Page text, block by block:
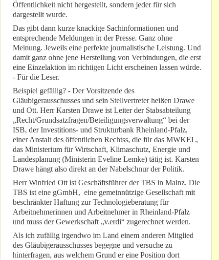
Öffentlichkeit nicht hergestellt, sondern jeder für sich
dargestellt wurde.
Das gibt dann kurze knackige Sachinformationen und
entsprechende Meldungen in der Presse. Ganz ohne
Meinung. Jeweils eine perfekte journalistische Leistung. Und
damit ganz ohne jene Herstellung von Verbindungen, die erst
eine Einzelaktion im richtigen Licht erscheinen lassen würde.
- Für die Leser.
Beispiel gefällig? - Der Vorsitzende des
Gläubigerausschusses und sein Stellvertreter heißen Drawe
und Ott. Herr Karsten Drawe ist Leiter der Stabsabteilung
„Recht/Grundsatzfragen/Beteiligungsverwaltung“ bei der
ISB, der Investitions- und Strukturbank Rheinland-Pfalz,
einer Anstalt des öffentlichen Rechtss, die für das MWKEL,
das Ministerium für Wirtschaft, Klimaschutz, Energie und
Landesplanung (Ministerin Eveline Lemke) tätig ist. Karsten
Drawe hängt also direkt an der Nabelschnur der Politik.
Herr Winfried Ott ist Geschäftsführer der TBS in Mainz. Die
TBS ist eine gGmbH, eine gemeinnützige Gesellschaft mit
beschränkter Haftung zur Technologieberatung für
Arbeitnehmerinnen und Arbeitnehmer in Rheinland-Pfalz
und muss der Gewerkschaft „v.erdi“ zugerechnet werden.
Als ich zufällig irgendwo im Land einem anderen Mitglied
des Gläubigerausschusses begegne und versuche zu
hinterfragen, aus welchem Grund er eine Position dort